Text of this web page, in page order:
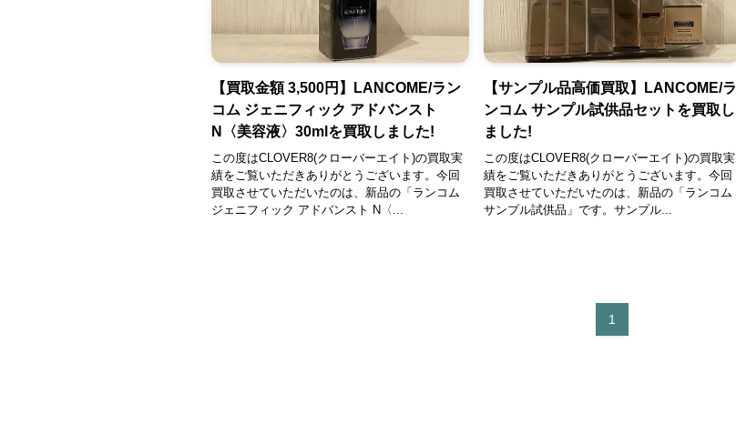
【買取金額 3,500円】LANCOME/ラン
コム ジェニフィック アドバンスト
N〈美容液〉30mlを買取しました!
この度はCLOVER8(クローバーエイト)の買取実
績をご覧いただきありがとうございます。今回
買取させていただいたのは、新品の「ランコム
ジェニフィック アドバンスト N〈...
【サンプル品高価買取】LANCOME/ラ
ンコム サンプル試供品セットを買取し
ました!
この度はCLOVER8(クローバーエイト)の買取実
績をご覧いただきありがとうございます。今回
買取させていただいたのは、新品の「ランコム
サンプル試供品」です。サンプル...
1